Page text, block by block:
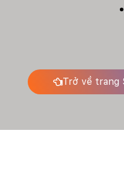
Trở về trang